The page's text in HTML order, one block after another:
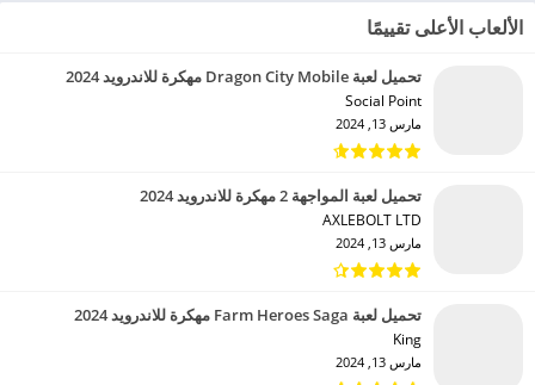
الألعاب الأعلى تقييمًا
تحميل لعبة Dragon City Mobile مهكرة للاندرويد 2024
Social Point‏
مارس 13, 2024
تحميل لعبة المواجهة 2 مهكرة للاندرويد 2024
AXLEBOLT LTD‏
مارس 13, 2024
تحميل لعبة Farm Heroes Saga مهكرة للاندرويد 2024
King‏
مارس 13, 2024